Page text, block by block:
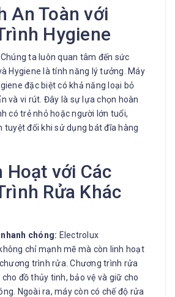
An Toàn với
Hygiene
Chúng ta luôn quan tâm đến sức
Hygiene là tính năng lý tưởng. Máy
đặc biệt có khả năng loại bỏ
và vi rút. Đây là sự lựa chọn hoàn
có trẻ nhỏ hoặc người lớn tuổi,
tuyệt đối khi sử dụng bát đĩa hàng
Hoạt với Các
Rửa Khác
chóng: Electrolux
chỉ mạnh mẽ mà còn linh hoạt
trình rửa. Chương trình rửa
đồ thủy tinh, bảo vệ và giữ cho
Ngoài ra, máy còn có chế độ rửa